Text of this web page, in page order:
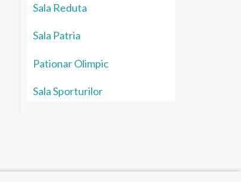
Sala Reduta
Sala Patria
Pationar Olimpic
Sala Sporturilor